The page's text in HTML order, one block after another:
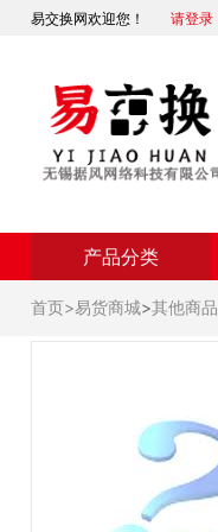
易交换网欢迎您！ 请登录
产品分类
首页>易货商城>其他商品